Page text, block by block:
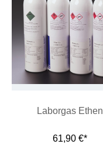
Laborgas Ethen
61,90 €*